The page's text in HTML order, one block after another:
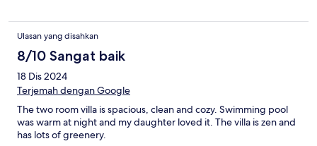
Ulasan yang disahkan
8/10 Sangat baik
18 Dis 2024
Terjemah dengan Google
The two room villa is spacious, clean and cozy. Swimming pool
was warm at night and my daughter loved it. The villa is zen and
has lots of greenery.